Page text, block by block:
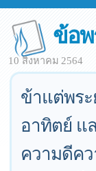
ข้อ
10 สิงหาคม 2564
ข้าแต่พระ
อาทิตย์ แ
ความดีค